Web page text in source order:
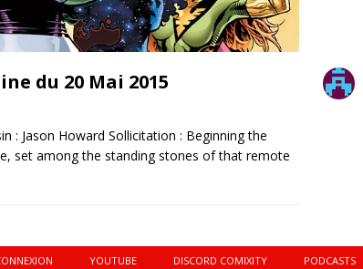
du 20 Mai 2015
: Jason Howard Sollicitation : Beginning the
set among the standing stones of that remote
YOUTUBE DISCORD COMIXITY PODCASTS